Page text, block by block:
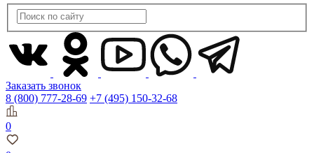
Заказать звонок
8 (800) 777-28-69 +7 (495) 150-32-68
0